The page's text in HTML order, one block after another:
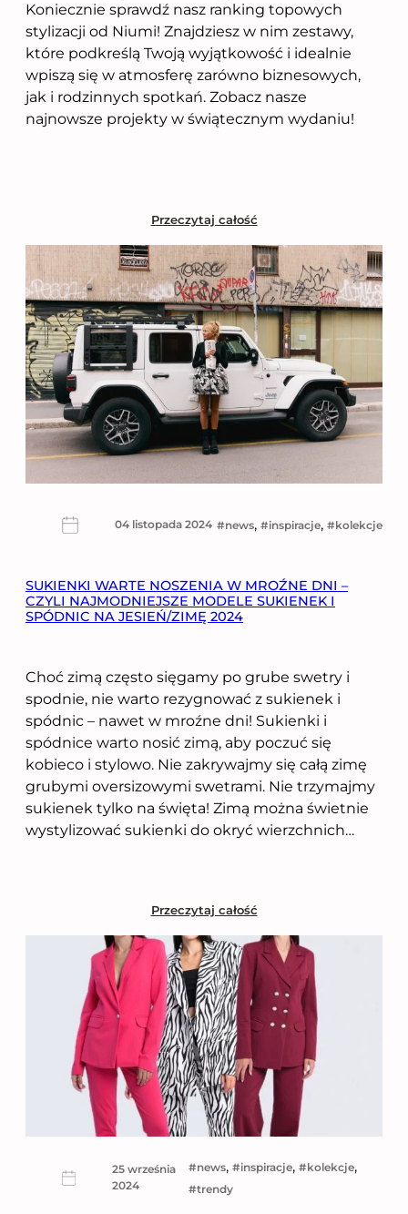
Koniecznie sprawdź nasz ranking topowych
stylizacji od Niumi! Znajdziesz w nim zestawy,
które podkreślą Twoją wyjątkowość i idealnie
wpiszą się w atmosferę zarówno biznesowych,
jak i rodzinnych spotkań. Zobacz nasze
najnowsze projekty w świątecznym wydaniu!
Przeczytaj całość
04 listopada 2024 news, inspiracje, kolekcje
SUKIENKI WARTE NOSZENIA W MROŹNE DNI –
CZYLI NAJMODNIEJSZE MODELE SUKIENEK I
SPÓDNIC NA JESIEŃ/ZIMĘ 2024
Choć zimą często sięgamy po grube swetry i
spodnie, nie warto rezygnować z sukienek i
spódnic – nawet w mroźne dni! Sukienki i
spódnice warto nosić zimą, aby poczuć się
kobieco i stylowo. Nie zakrywajmy się całą zimę
grubymi oversizowymi swetrami. Nie trzymajmy
sukienek tylko na święta! Zimą można świetnie
wystylizować sukienki do okryć wierzchnich…
Przeczytaj całość
25 września
2024
news, inspiracje, kolekcje
trendy